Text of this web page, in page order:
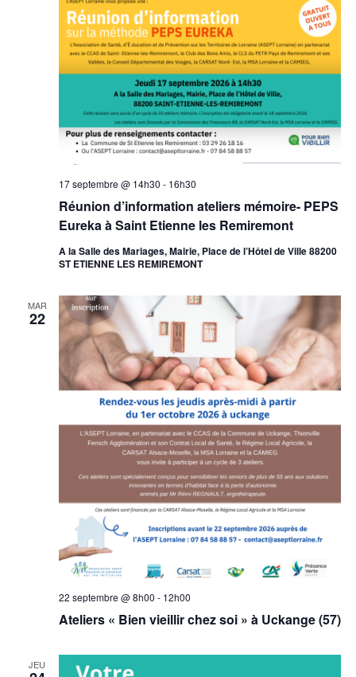
Réunion d’information ateliers mémoire- PEPS
Eureka à Saint Etienne les Remiremont
17 septembre @ 14h30 - 16h30
A la Salle des Mariages, Mairie, Place de l’Hôtel de Ville 88200
ST ETIENNE LES REMIREMONT
MAR
22
Ateliers « Bien vieillir chez soi » à Uckange (57)
22 septembre @ 8h00 - 12h00
JEU